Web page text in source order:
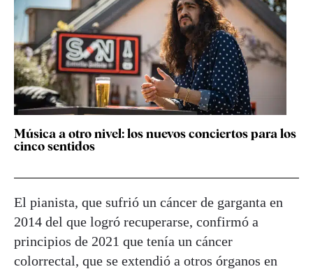
Música a otro nivel: los nuevos conciertos para los
cinco sentidos
El pianista, que sufrió un cáncer de garganta en
2014 del que logró recuperarse, confirmó a
principios de 2021 que tenía un cáncer
colorrectal, que se extendió a otros órganos en